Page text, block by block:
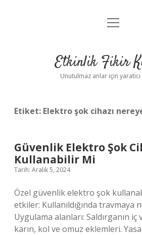
Anasayfa
Yasal Uyarı
menüyü
Etkinlik Fikir
Unutulmaz anlar için
Etiket: Elektro şok cihazı
Güvenlik Elektro Şok
Kullanabilir Mi
Tarih: Aralık 5, 2024
Özel güvenlik elektro şok
etkiler: Kullanıldığında travmaya
Uygulama alanları: Saldırganın iç
karın, kol ve omuz eklemleri.